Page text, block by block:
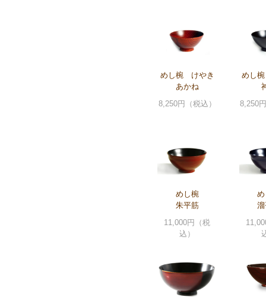
めし椀 けやき
あかね
8,250円（税込）
めし
8,250
めし椀
朱平筋
11,000円（税
込）